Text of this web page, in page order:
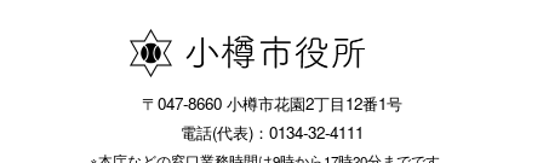
〒047-8660 小樽市花園2丁目12番1号
電話(代表)：0134-32-4111